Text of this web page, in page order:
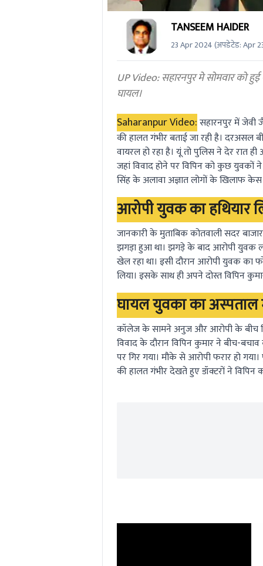
seconds
secondsVolume
0%
TANSEEM HAIDER
23 Apr 2024(अपडेटेड:Apr
UP Video: सहारनपुर मे सोमवार को हुई
घायल।
Saharanpur Video:सहारनपुर में जेवी
की हालत गंभीर बताई जा रही है। दरअसल
वायरल हो रहा है। यूं तो पुलिस ने देर रात
जहां विवाद होने पर विपिन को कुछ युवकों
सिंह के अलावा अज्ञात लोगों के खिलाफ केस
आरोपी युवक का हथियार
जानकारी के मुताबिक कोतवाली सदर
झगड़ा हुआ था। झगड़े के बाद आरोपी युवक
खेल रहा था। इसी दौरान आरोपी युवक
लिया। इसके साथ ही अपने दोस्त विपिन
घायल युवका का
कॉलेज के सामने अनुज और आरोपी के बीच
विवाद के दौरान विपिन कुमार ने बीच-
पर गिर गया। मौके से आरोपी फरार हो
की हालत गंभीर देखते हुए डॉक्टरों ने